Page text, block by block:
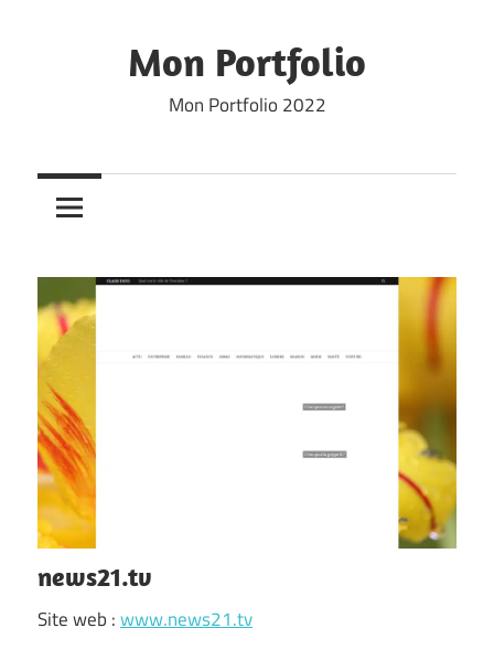
Mon Portfolio
Mon Portfolio 2022
news21.tv
Site web :www.news21.tv